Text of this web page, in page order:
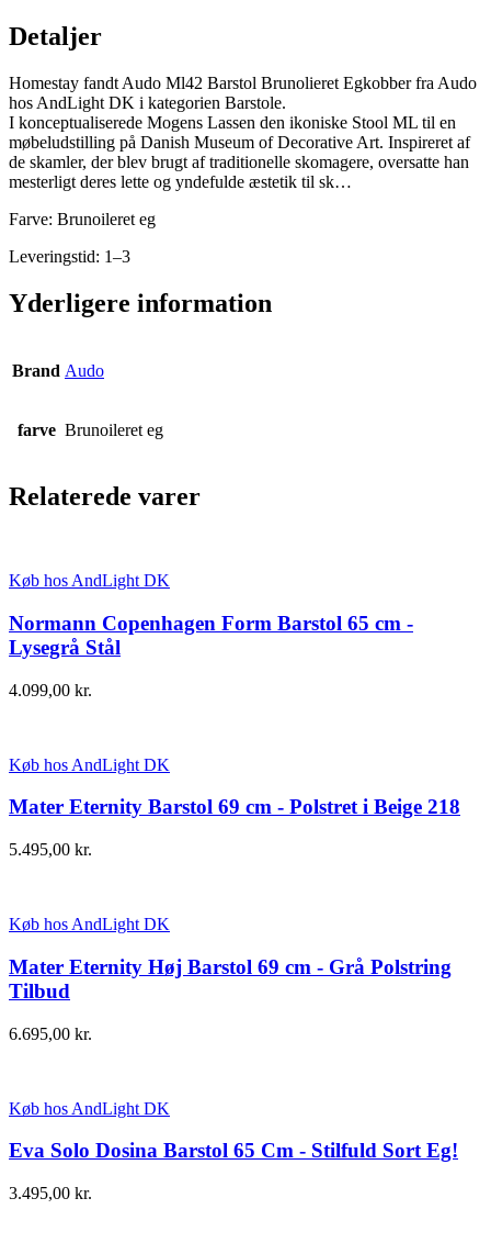
Detaljer
Homestay fandt Audo Ml42 Barstol Brunolieret Egkobber fra Audo
hos AndLight DK i kategorien Barstole.
I konceptualiserede Mogens Lassen den ikoniske Stool ML til en
møbeludstilling på Danish Museum of Decorative Art. Inspireret af
de skamler, der blev brugt af traditionelle skomagere, oversatte han
mesterligt deres lette og yndefulde æstetik til sk…
Farve: Brunoileret eg
Leveringstid: 1–3
Yderligere information
Brand Audo
farve Brunoileret eg
Relaterede varer
Køb hos AndLight DK
Normann Copenhagen Form Barstol 65 cm -
Lysegrå Stål
4.099,00 kr.
Køb hos AndLight DK
Mater Eternity Barstol 69 cm - Polstret i Beige 218
5.495,00 kr.
Køb hos AndLight DK
Mater Eternity Høj Barstol 69 cm - Grå Polstring
Tilbud
6.695,00 kr.
Køb hos AndLight DK
Eva Solo Dosina Barstol 65 Cm - Stilfuld Sort Eg!
3.495,00 kr.